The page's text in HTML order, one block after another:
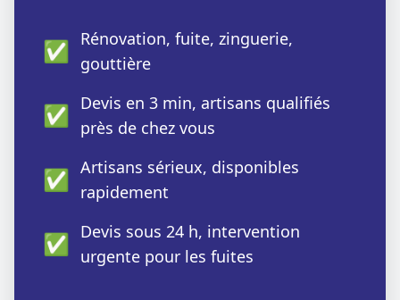
✅ Rénovation, fuite, zinguerie,
gouttière
✅ Devis en 3 min, artisans qualifiés
près de chez vous
✅ Artisans sérieux, disponibles
rapidement
✅ Devis sous 24 h, intervention
urgente pour les fuites